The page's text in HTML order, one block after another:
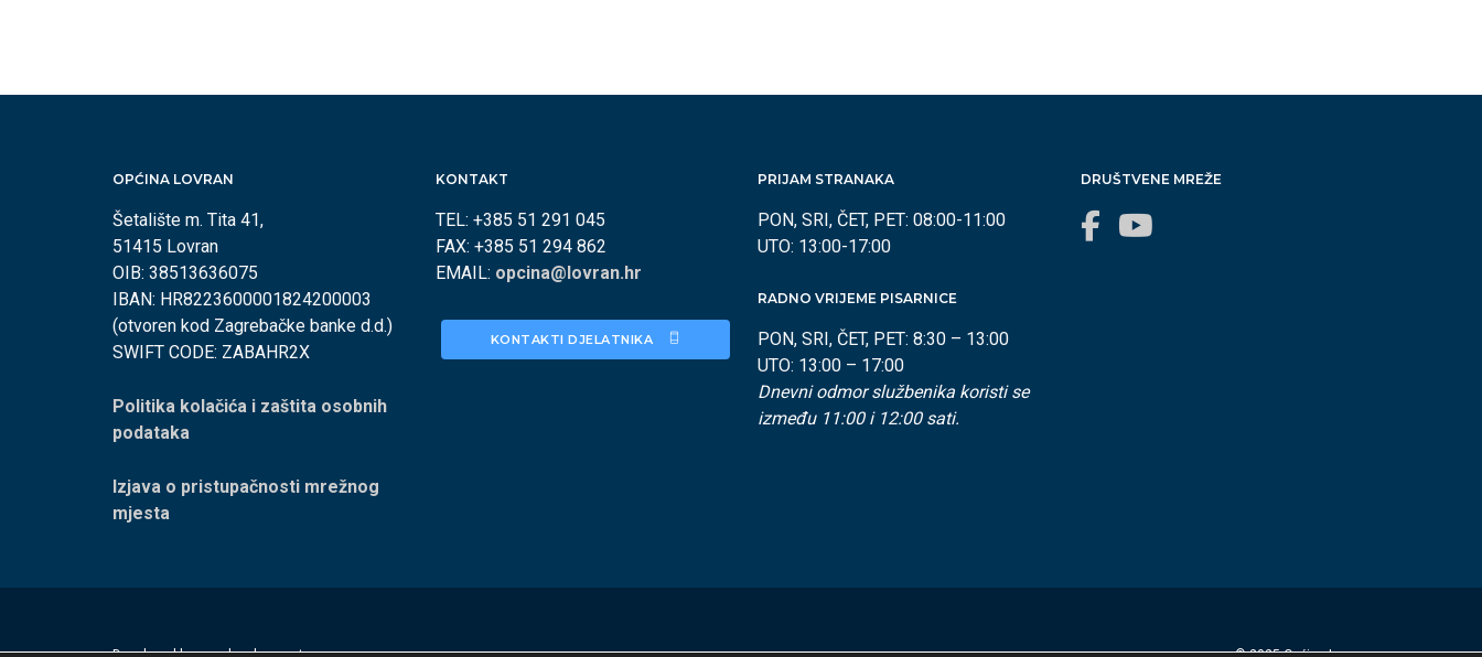
OPĆINA LOVRAN
Šetalište m. Tita 41,
51415 Lovran
OIB: 38513636075
IBAN: HR8223600001824200003
(otvoren kod Zagrebačke banke d.d.)
SWIFT CODE: ZABAHR2X
Politika kolačića i zaštita osobnih
podataka
Izjava o pristupačnosti mrežnog
mjesta
KONTAKT
TEL: +385 51 291 045
FAX: +385 51 294 862
EMAIL: opcina@lovran.hr
KONTAKTI DJELATNIKA
PRIJAM STRANAKA
PON, SRI, ČET, PET: 08:00-11:00
UTO: 13:00-17:00
RADNO VRIJEME PISARNICE
PON, SRI, ČET, PET: 8:30 – 13:00
UTO: 13:00 – 17:00
Dnevni odmor službenika koristi se
između 11:00 i 12:00 sati.
DRUŠTVENE MREŽE